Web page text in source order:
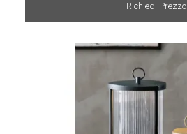
Richiedi Prezzo